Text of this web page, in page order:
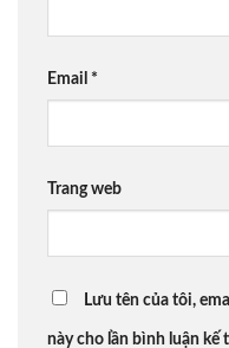
Email *
Trang web
Lưu tên của tôi,
này cho lần bình luận kế